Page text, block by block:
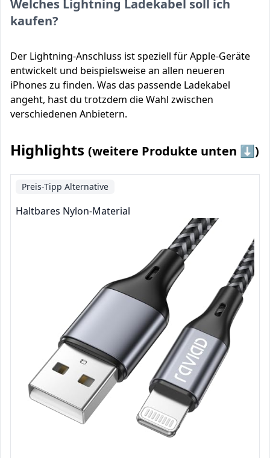
Welches Lightning Ladekabel soll ich
kaufen?
Der Lightning-Anschluss ist speziell für Apple-Geräte
entwickelt und beispielsweise an allen neueren
iPhones zu finden. Was das passende Ladekabel
angeht, hast du trotzdem die Wahl zwischen
verschiedenen Anbietern.
Highlights (weitere Produkte unten ⬇️)
Preis-Tipp Alternative
Haltbares Nylon-Material